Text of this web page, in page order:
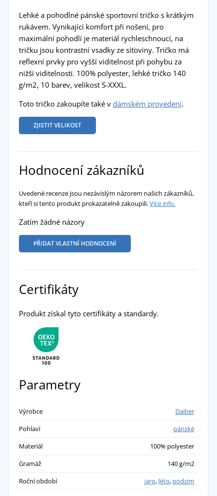
Lehké a pohodlné pánské sportovní tričko s krátkým
rukávem. Vynikající komfort při nošení, pro
maximální pohodlí je materiál rychleschnoucí, na
tričku jsou kontrastní vsadky ze síťoviny. Tričko má
reflexní prvky pro vyšší viditelnost při pohybu za
nižší viditelnosti. 100% polyester, lehké tričko 140
g/m2, 10 barev, velikost S-XXXL.
Toto tričko zakoupíte také v dámském provedení.
ZJISTIT VELIKOST
Hodnocení zákazníků
Uvedené recenze jsou nezávislým názorem našich zákazníků,
kteří si tento produkt prokazatelně zakoupili.Více info.
Zatím žádné názory
PŘIDAT VLASTNÍ HODNOCENÍ
Certifikáty
Produkt získal tyto certifikáty a standardy.
Parametry
Výrobce
Daiber
Pohlaví
pánské
Materiál
100% polyester
Gramáž
140 g/m2
Roční období
jaro, léto, podzim